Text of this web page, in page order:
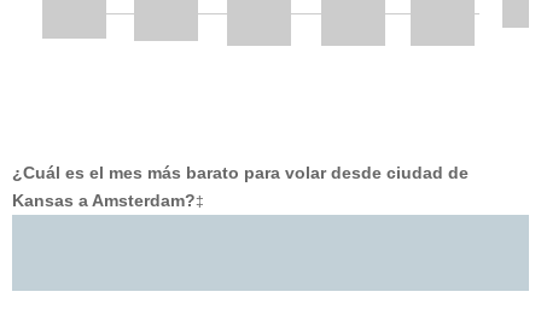
¿Cuál es el mes más barato para volar desde ciudad de
Kansas a Amsterdam?‡